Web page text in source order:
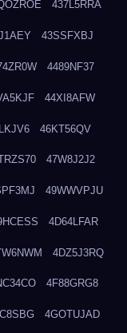
437L5RRA
43SSFXBJ
4489NF37
44XI8AFW
46KT56QV
47W8J2J2
49WWVPJU
4D64LFAR
4DZ5J3RQ
4F88GRG8
4GOTUJAD